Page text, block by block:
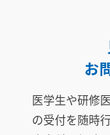
お
医学生や研修
の受付を随時